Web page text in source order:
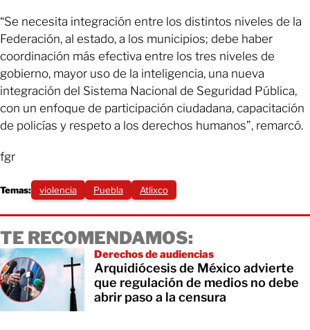
“Se necesita integración entre los distintos niveles de la
Federación, al estado, a los municipios; debe haber
coordinación más efectiva entre los tres niveles de
gobierno, mayor uso de la inteligencia, una nueva
integración del Sistema Nacional de Seguridad Pública,
con un enfoque de participación ciudadana, capacitación
de policías y respeto a los derechos humanos”, remarcó.
fgr
Temas: violencia Puebla Atlixco
TE RECOMENDAMOS:
Derechos de audiencias
Arquidiócesis de México advierte
que regulación de medios no debe
abrir paso a la censura